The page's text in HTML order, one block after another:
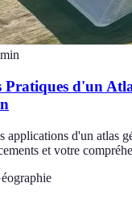
min
Pratiques d'un
applications d'un atlas
et votre